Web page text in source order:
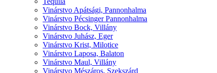
Vinárstvo Apátsági, Pannonhalma
Vinárstvo Pécsinger Pannonhalma
Vinárstvo Bock, Villány
Vinárstvo Juhász, Eger
Vinárstvo Krist, Milotice
Vinárstvo Laposa, Balaton
Vinárstvo Maul, Villány
Vinárstvo Mészáros, Szekszárd